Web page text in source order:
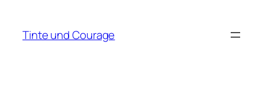
springen
Tinte und Courage